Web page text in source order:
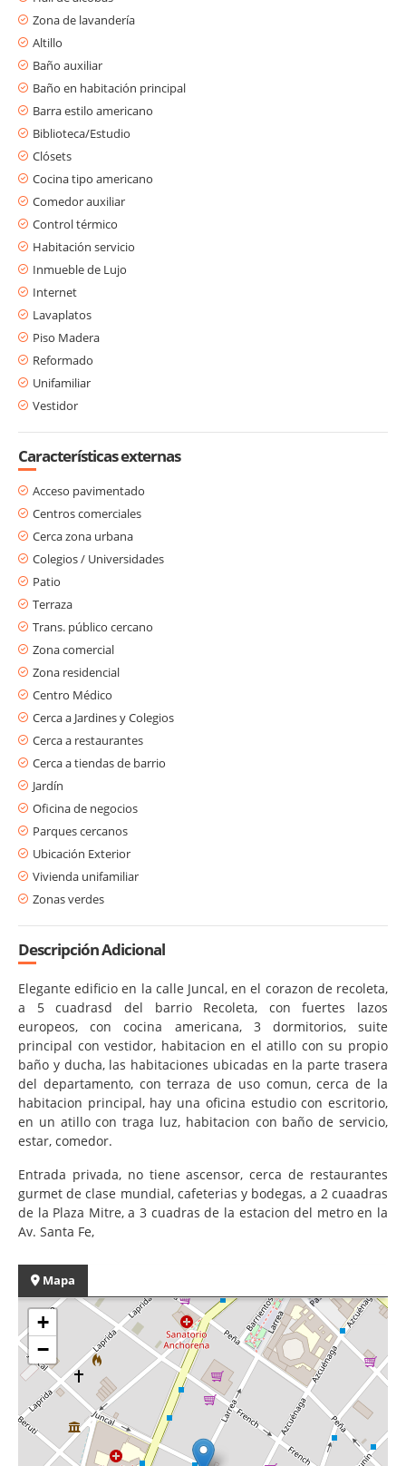
Zona de lavandería
Altillo
Baño auxiliar
Baño en habitación principal
Barra estilo americano
Biblioteca/Estudio
Clósets
Cocina tipo americano
Comedor auxiliar
Control térmico
Habitación servicio
Inmueble de Lujo
Internet
Lavaplatos
Piso Madera
Reformado
Unifamiliar
Vestidor
Características externas
Acceso pavimentado
Centros comerciales
Cerca zona urbana
Colegios / Universidades
Patio
Terraza
Trans. público cercano
Zona comercial
Zona residencial
Centro Médico
Cerca a Jardines y Colegios
Cerca a restaurantes
Cerca a tiendas de barrio
Jardín
Oficina de negocios
Parques cercanos
Ubicación Exterior
Vivienda unifamiliar
Zonas verdes
Descripción Adicional
Elegante edificio en la calle Juncal, en el corazon de recoleta,
a 5 cuadrasd del barrio Recoleta, con fuertes lazos
europeos, con cocina americana, 3 dormitorios, suite
principal con vestidor, habitacion en el atillo con su propio
baño y ducha, las habitaciones ubicadas en la parte trasera
del departamento, con terraza de uso comun, cerca de la
habitacion principal, hay una oficina estudio con escritorio,
en un atillo con traga luz, habitacion con baño de servicio,
estar, comedor.
Entrada privada, no tiene ascensor, cerca de restaurantes
gurmet de clase mundial, cafeterias y bodegas, a 2 cuaadras
de la Plaza Mitre, a 3 cuadras de la estacion del metro en la
Av. Santa Fe,
Mapa
+
−